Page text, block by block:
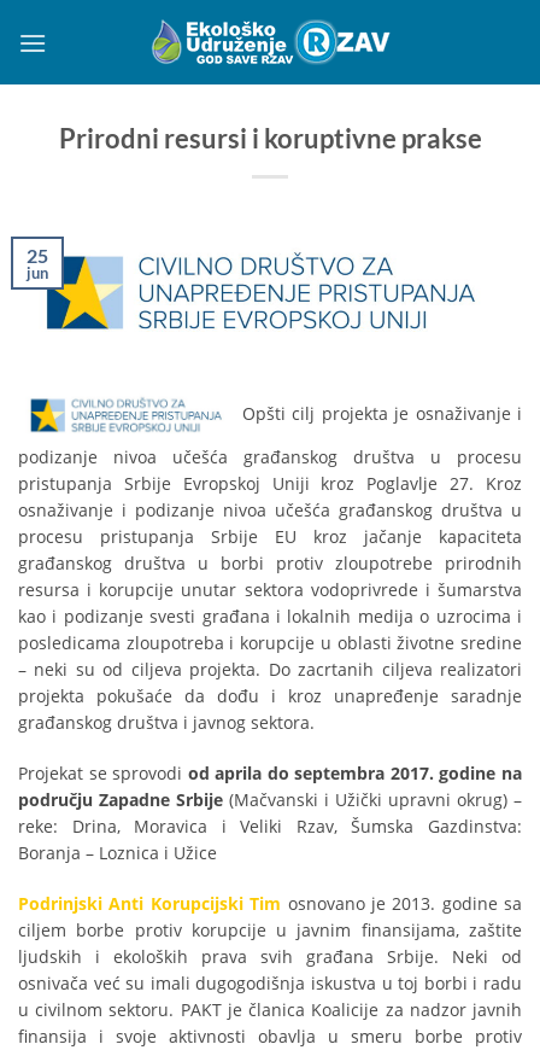
Prirodni resursi i koruptivne prakse
25
jun
Opšti cilj projekta je osnaživanje i
podizanje nivoa učešća građanskog društva u procesu
pristupanja Srbije Evropskoj Uniji kroz Poglavlje 27. Kroz
osnaživanje i podizanje nivoa učešća građanskog društva u
procesu pristupanja Srbije EU kroz jačanje kapaciteta
građanskog društva u borbi protiv zloupotrebe prirodnih
resursa i korupcije unutar sektora vodoprivrede i šumarstva
kao i podizanje svesti građana i lokalnih medija o uzrocima i
posledicama zloupotreba i korupcije u oblasti životne sredine
– neki su od ciljeva projekta. Do zacrtanih ciljeva realizatori
projekta pokušaće da dođu i kroz unapređenje saradnje
građanskog društva i javnog sektora.
Projekat se sprovodi od aprila do septembra 2017. godine na
području Zapadne Srbije (Mačvanski i Užički upravni okrug) –
reke: Drina, Moravica i Veliki Rzav, Šumska Gazdinstva:
Boranja – Loznica i Užice
Podrinjski Anti Korupcijski Tim osnovano je 2013. godine sa
ciljem borbe protiv korupcije u javnim finansijama, zaštite
ljudskih i ekoloških prava svih građana Srbije. Neki od
osnivača već su imali dugogodišnja iskustva u toj borbi i radu
u civilnom sektoru. PAKT je članica Koalicije za nadzor javnih
finansija i svoje aktivnosti obavlja u smeru borbe protiv